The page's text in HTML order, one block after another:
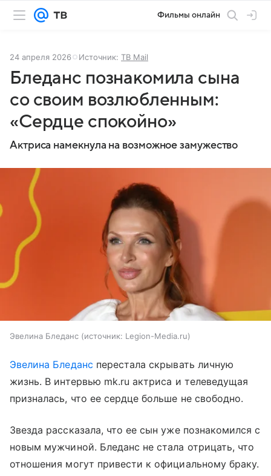
Фильмы онлайн
24 апреля 2026 Источник: ТВ Mail
Бледанс познакомила сына
со своим возлюбленным:
«Сердце спокойно»
Актриса намекнула на возможное замужество
Эвелина Бледанс источник: Legion-Media.ru
Эвелина Бледанс перестала скрывать личную
жизнь. В интервью mk.ru актриса и телеведущая
призналась, что ее сердце больше не свободно.
Звезда рассказала, что ее сын уже познакомился с
новым мужчиной. Бледанс не стала отрицать, что
отношения могут привести к официальному браку.